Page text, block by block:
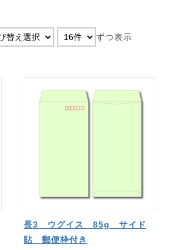
ずつ表示
長3 ウグイス 85g サイド
貼 郵便枠付き